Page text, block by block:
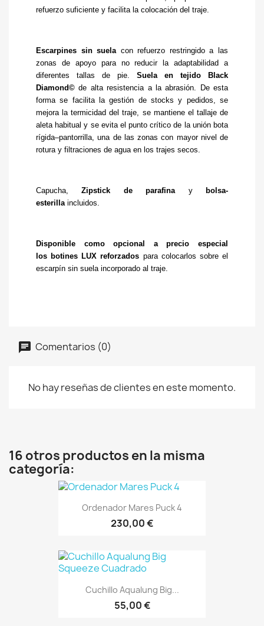
refuerzo suficiente y facilita la colocación del traje.
Escarpines sin suelacon refuerzo restringido a las
zonas de apoyo para no reducir la adaptabilidad a
diferentes tallas de pie. Suela en tejido Black
Diamond©de alta resistencia a la abrasión. De esta
forma se facilita la gestión de stocks y pedidos, se
mejora la termicidad del traje, se mantiene el tallaje de
aleta habitual y se evita el punto crítico de la unión bota
rígida–pantorrilla, una de las zonas con mayor nivel de
rotura y filtraciones de agua en los trajes secos.
Capucha,Zipstick de parafinay
bolsa-
esterillaincluidos.
Disponible como opcional a precio especial
los botines LUX reforzados para colocarlos sobre el
escarpín sin suela incorporado al traje.
Comentarios (0)
No hay reseñas de clientes en este momento.
16 otros productos en la misma
categoría:
Ordenador Mares Puck 4
230,00 €
Cuchillo Aqualung Big...
55,00 €